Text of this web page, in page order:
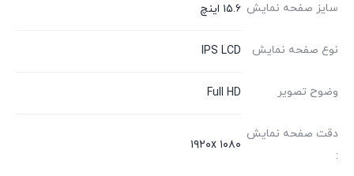
سایز صفحه نمایش ۱۵.۶ اینچ
نوع صفحه نمایش IPS LCD
وضوح تصویر Full HD
دقت صفحه نمایش
:
۱۹۲۰x ۱۰۸۰